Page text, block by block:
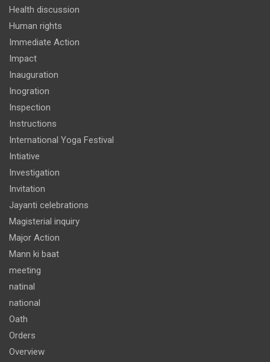
Health discussion
Human rights
Immediate Action
Impact
Inauguration
Inogration
Inspection
Instructions
International Yoga Festival
Intiative
Investigation
Invitation
Jayanti celebrations
Magisterial inquiry
Major Action
Mann ki baat
meeting
natinal
national
Oath
Orders
Overview